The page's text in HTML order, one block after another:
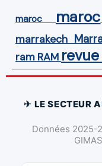
maroc maroc
marrakech
ram RAM
✈ LE SECTEUR
Données 2025-